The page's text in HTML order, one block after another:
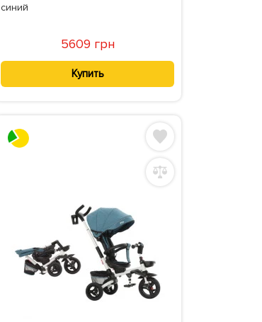
синий
5609 грн
Купить